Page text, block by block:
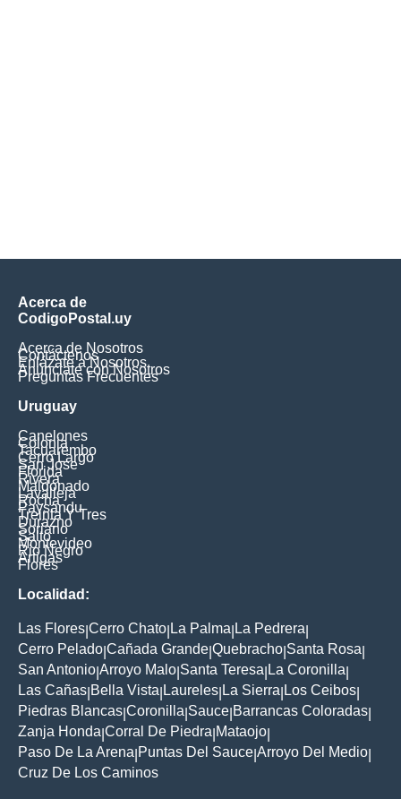
Acerca de
CodigoPostal.uy
Acerca de Nosotros
Contáctenos
Enlázate a Nosotros
Anúnciate con Nosotros
Preguntas Frecuentes
Uruguay
Canelones
Colonia
Tacuarembo
Cerro Largo
San Jose
Florida
Rivera
Maldonado
Lavalleja
Rocha
Paysandu
Treinta Y Tres
Durazno
Soriano
Salto
Montevideo
Rio Negro
Artigas
Flores
Localidad:
Las Flores Cerro Chato La Palma La Pedrera
Cerro Pelado Cañada Grande Quebracho Santa Rosa
San Antonio Arroyo Malo Santa Teresa La Coronilla
Las Cañas Bella Vista Laureles La Sierra Los Ceibos
Piedras Blancas Coronilla Sauce Barrancas Coloradas
Zanja Honda Corral De Piedra Mataojo
Paso De La Arena Puntas Del Sauce Arroyo Del Medio
Cruz De Los Caminos